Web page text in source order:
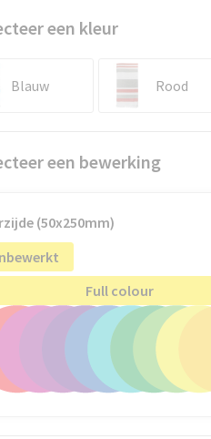
een kleur
Blauw Rood
een bewerking
(50x250mm)
Full colour